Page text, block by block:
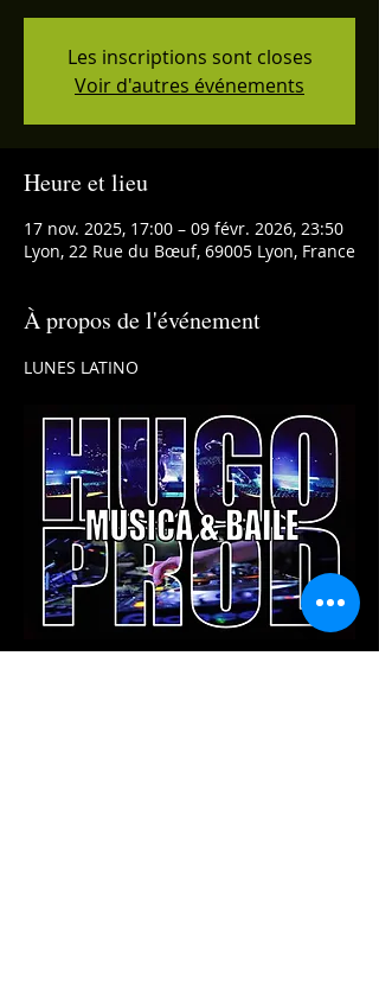
Les inscriptions sont closes
Voir d'autres événements
Heure et lieu
17 nov. 2025, 17:00 – 09 févr. 2026, 23:50
Lyon, 22 Rue du Bœuf, 69005 Lyon, France
À propos de l'événement
LUNES LATINO